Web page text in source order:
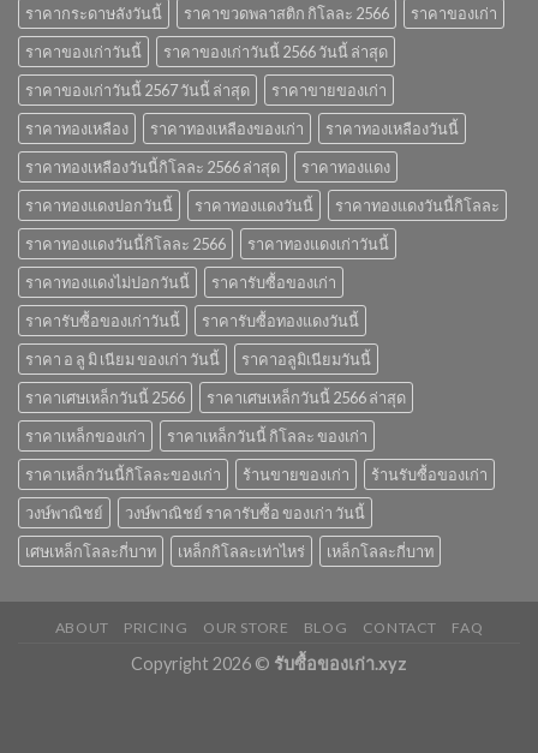
ราคากระดาษลังวันนี้
ราคาขวดพลาสติก กิโลละ 2566
ราคาของเก่า
ราคาของเก่าวันนี้
ราคาของเก่าวันนี้ 2566 วันนี้ ล่าสุด
ราคาของเก่าวันนี้ 2567 วันนี้ ล่าสุด
ราคาขายของเก่า
ราคาทองเหลือง
ราคาทองเหลืองของเก่า
ราคาทองเหลืองวันนี้
ราคาทองเหลืองวันนี้กิโลละ 2566 ล่าสุด
ราคาทองแดง
ราคาทองแดงปอกวันนี้
ราคาทองแดงวันนี้
ราคาทองแดงวันนี้กิโลละ
ราคาทองแดงวันนี้กิโลละ 2566
ราคาทองแดงเก่าวันนี้
ราคาทองแดงไม่ปอกวันนี้
ราคารับซื้อของเก่า
ราคารับซื้อของเก่าวันนี้
ราคารับซื้อทองแดงวันนี้
ราคา อ ลู มิ เนียม ของเก่า วันนี้
ราคาอลูมิเนียมวันนี้
ราคาเศษเหล็กวันนี้ 2566
ราคาเศษเหล็กวันนี้ 2566 ล่าสุด
ราคาเหล็กของเก่า
ราคาเหล็กวันนี้ กิโลละ ของเก่า
ราคาเหล็กวันนี้กิโลละของเก่า
ร้านขายของเก่า
ร้านรับซื้อของเก่า
วงษ์พาณิชย์
วงษ์พาณิชย์ ราคารับซื้อ ของเก่า วันนี้
เศษเหล็กโลละกี่บาท
เหล็กกิโลละเท่าไหร่ เหล็กโลละกี่บาท
ABOUT PRICING OUR STORE BLOG CONTACT FAQ
Copyright 2026 © รับซื้อของเก่า.xyz